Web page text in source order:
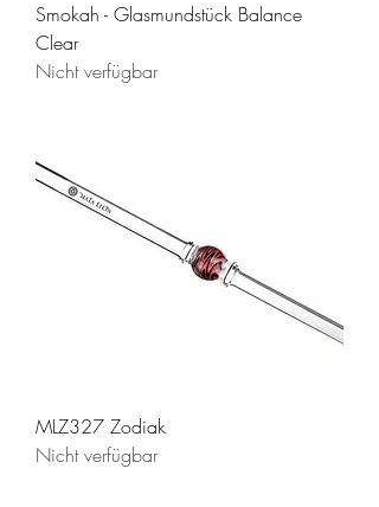
Smokah - Glasmundstück Balance
Clear
Nicht verfügbar
MLZ327 Zodiak
Nicht verfügbar